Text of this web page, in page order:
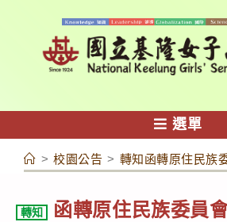
容
選單
> 校園公告 > 轉知函轉原住民族
轉知
函轉原住民族委員